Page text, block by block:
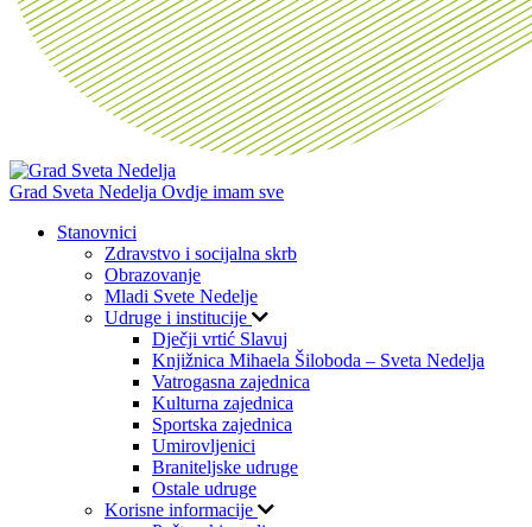
Grad Sveta Nedelja Ovdje imam sve
Stanovnici
Zdravstvo i socijalna skrb
Obrazovanje
Mladi Svete Nedelje
Udruge i institucije
Dječji vrtić Slavuj
Knjižnica Mihaela Šiloboda – Sveta Nedelja
Vatrogasna zajednica
Kulturna zajednica
Sportska zajednica
Umirovljenici
Braniteljske udruge
Ostale udruge
Korisne informacije